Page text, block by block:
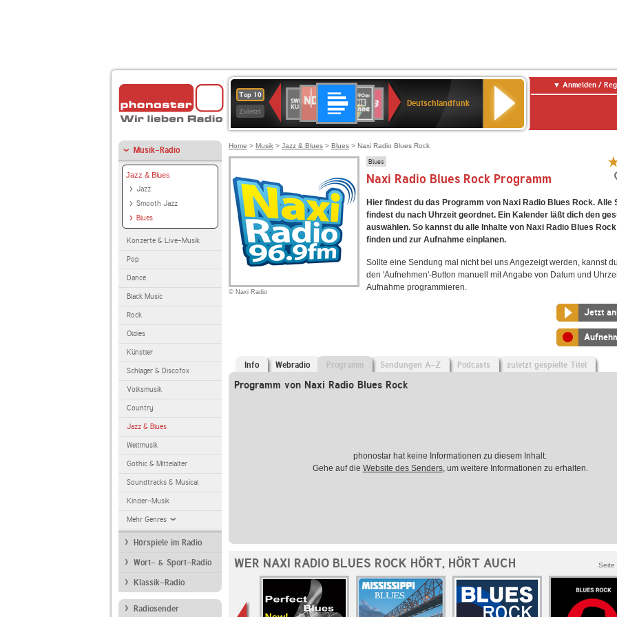
Top 10
Zuletzt
Deutschlandfunk
80er
90er
OLDIE
ANTENNE
SWR3
SWR
Kultur
2
Deutschlandfunk
Anmelden /
Musik-Radio
Jazz & Blues
Jazz
Smooth Jazz
Blues
Konzerte & Live-Musik
Pop
Dance
Black Music
Rock
Oldies
Künstler
Schlager & Discofox
Volksmusik
Country
Jazz & Blues
Weltmusik
Gothic & Mittelalter
Soundtracks & Musical
Kinder-Musik
Mehr Genres
Hörspiele im Radio
Wort- & Sport-Radio
Klassik-Radio
Radiosender
Home > Musik > Jazz & Blues > Blues > Naxi Radio Blues Rock
© Naxi Radio
Blues
Naxi Radio Blues Rock Programm
Hier findest du das Programm von Naxi Radio Blues Rock. Alle
findest du nach Uhrzeit geordnet. Ein Kalender läßt dich den
auswählen. So kannst du alle Inhalte von Naxi Radio Blues
finden und zur Aufnahme einplanen.
Sollte eine Sendung mal nicht bei uns Angezeigt werden, kannst
den 'Aufnehmen'-Button manuell mit Angabe von Datum und
Aufnahme programmieren.
Jetzt
Info Webradio Programm Sendungen A-Z Podcasts zuletzt gespielte Titel
Programm von Naxi Radio Blues Rock
phonostar hat keine Informationen zu diesem Inhalt.
Gehe auf die Website des Senders, um weitere Informationen zu erhalten.
WER NAXI RADIO BLUES ROCK HÖRT, HÖRT AUCH Seite